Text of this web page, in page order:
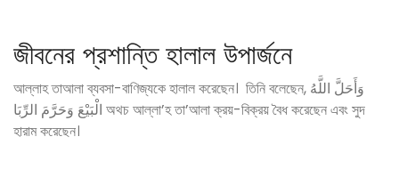
জীবনের প্রশান্তি হালাল উপার্জনে
আল্লাহ তাআলা ব্যবসা-বাণিজ্যকে হালাল করেছেন। তিনি বলেছেন, وَأَحَلَّ اللَّهُ
الْبَيْعَ وَحَرَّمَ الرِّبَا অথচ আল্লা’হ তা’আলা ক্রয়-বিক্রয় বৈধ করেছেন এবং সুদ
হারাম করেছেন।